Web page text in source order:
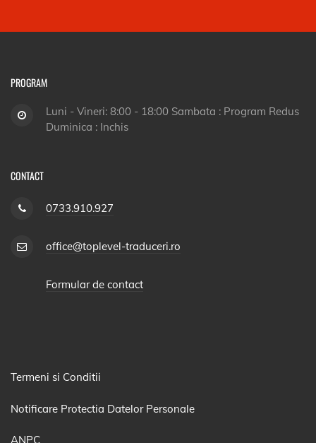
PROGRAM
Luni - Vineri: 8:00 - 18:00 Sambata : Program Redus
Duminica : Inchis
CONTACT
0733.910.927
office@toplevel-traduceri.ro
Formular de contact
Termeni si Conditii
Notificare Protectia Datelor Personale
ANPC